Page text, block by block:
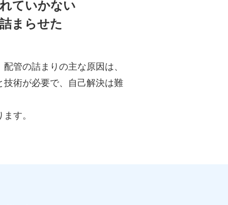
ていかない
まらせた
管の詰まりの主な原因は、
術が必要で、自己解決は難
す。